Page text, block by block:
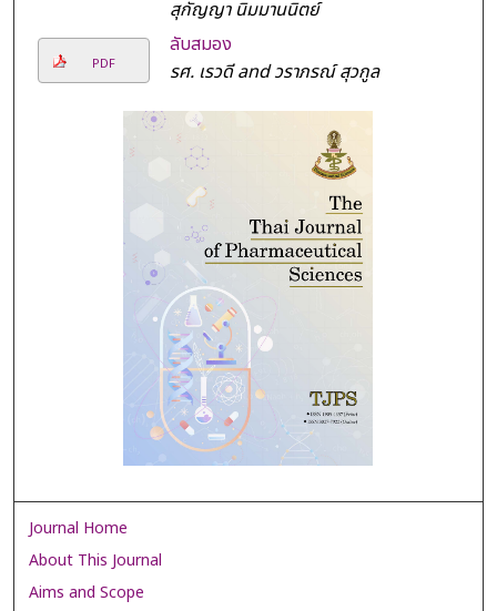
สุกัญญา นิมมานนิตย์
PDF
ลับสมอง
รศ. เรวดี and วราภรณ์ สุวกูล
Journal Home
About This Journal
Aims and Scope